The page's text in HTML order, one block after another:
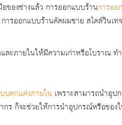
งช่างแล้ว การออกแบบร้านการออ
รออกแบบร้านตัดผมชาย สไตล์วินเ
ะภายในให้มีความเก่าหรือโบราณ
บตกแต่งภายใน เพราะสามารถนำอุป
ก็จะช่วยให้การนำอุปกรณ์หรือของ